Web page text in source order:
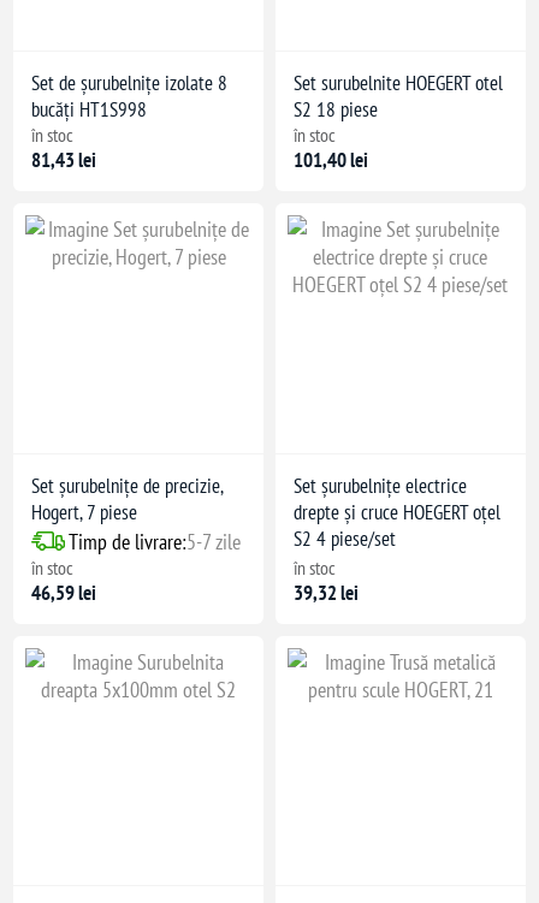
Set de șurubelnițe izolate 8
bucăți HT1S998
în stoc
81,43 lei
Set surubelnite HOEGERT otel
S2 18 piese
în stoc
101,40 lei
Set șurubelnițe de precizie,
Hogert, 7 piese
Timp de livrare:5-7 zile
în stoc
46,59 lei
Set șurubelnițe electrice
drepte și cruce HOEGERT oțel
S2 4 piese/set
în stoc
39,32 lei